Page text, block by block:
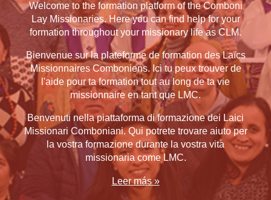
Welcome to the formation platform of the Comboni
Lay Missionaries. Here you can find help for your
formation throughout your missionary life as CLM.
Bienvenue sur la plateforme de formation des Laïcs
Missionnaires Comboniens. Ici tu peux trouver de
l'aide pour ta formation tout au long de ta vie
missionnaire en tant que LMC.
Benvenuti nella piattaforma di formazione dei Laici
Missionari Comboniani. Qui potrete trovare aiuto per
la vostra formazione durante la vostra vita
missionaria come LMC.
Leer más »